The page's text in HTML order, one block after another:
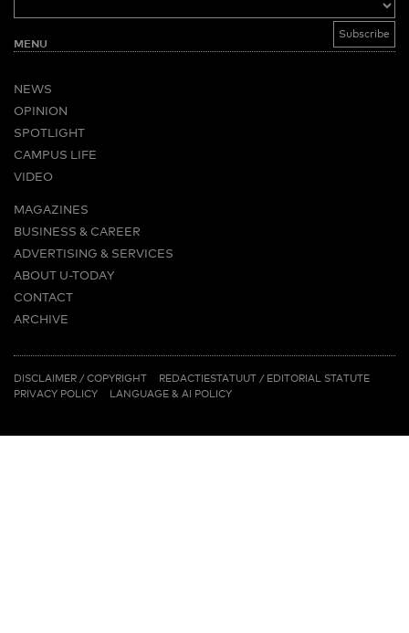
MENU
NEWS
OPINION
SPOTLIGHT
CAMPUS LIFE
VIDEO
MAGAZINES
BUSINESS & CAREER
ADVERTISING & SERVICES
ABOUT U-TODAY
CONTACT
ARCHIVE
LINKS
DISCLAIMER / COPYRIGHT REDACTIESTATUUT (PDF)
/ EDITORIAL STATUTE(PDF)
PRIVACY POLICY
LANGUAGE & AI POLICY